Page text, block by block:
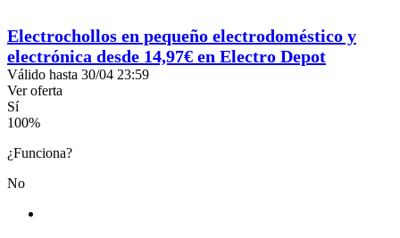
Electrochollos en pequeño electrodoméstico y
electrónica desde 14,97€ en Electro Depot
Válido hasta 30/04 23:59
Ver oferta
Sí
100%
¿Funciona?
No